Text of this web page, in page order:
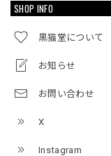
SHOP INFO
黒猫堂について
お知らせ
お問い合わせ
X
Instagram